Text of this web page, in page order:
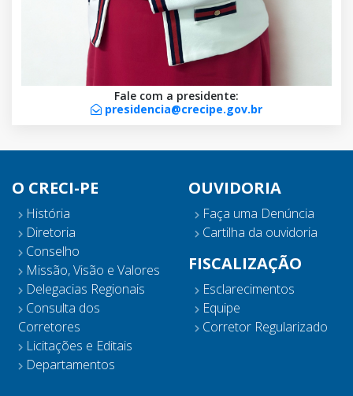
Fale com a presidente:
presidencia@crecipe.gov.br
O CRECI-PE
História
Diretoria
Conselho
Missão, Visão e Valores
Delegacias Regionais
Consulta dos
Corretores
Licitações e Editais
Departamentos
OUVIDORIA
Faça uma Denúncia
Cartilha da ouvidoria
FISCALIZAÇÃO
Esclarecimentos
Equipe
Corretor Regularizado